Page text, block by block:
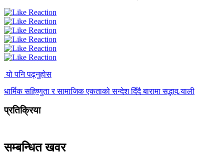
यो पनि पढ्नुहोस
धार्मिक सहिष्णुता र सामाजिक एकताको सन्देश दिँदै बारामा सद्भाव र्‍याली
प्रतिक्रिया
सम्बन्धित खवर